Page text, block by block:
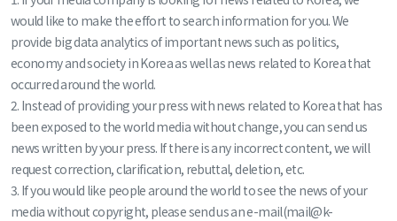
would like to make the effort to search information for you. We
provide big data analytics of important news such as politics,
economy and society in Korea as well as news related to Korea that
occurred around the world.
2. Instead of providing your press with news related to Korea that has
been exposed to the world media without change, you can send us
news written by your press. If there is any incorrect content, we will
request correction, clarification, rebuttal, deletion, etc.
3. If you would like people around the world to see the news of your
media without copyright, please send us an e-mail(mail@k-